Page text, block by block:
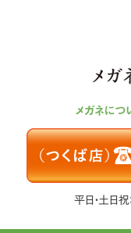
メガネにつ
平日・土日